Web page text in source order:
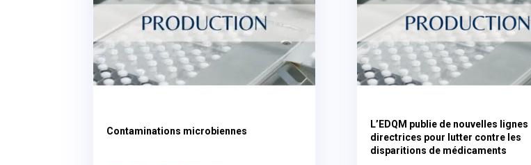
Contaminations microbiennes
L’EDQM publie de nouvelles lignes
directrices pour lutter contre les
disparitions de médicaments